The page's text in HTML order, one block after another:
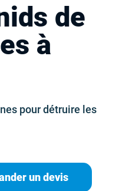
de
à
pour détruire les
un devis